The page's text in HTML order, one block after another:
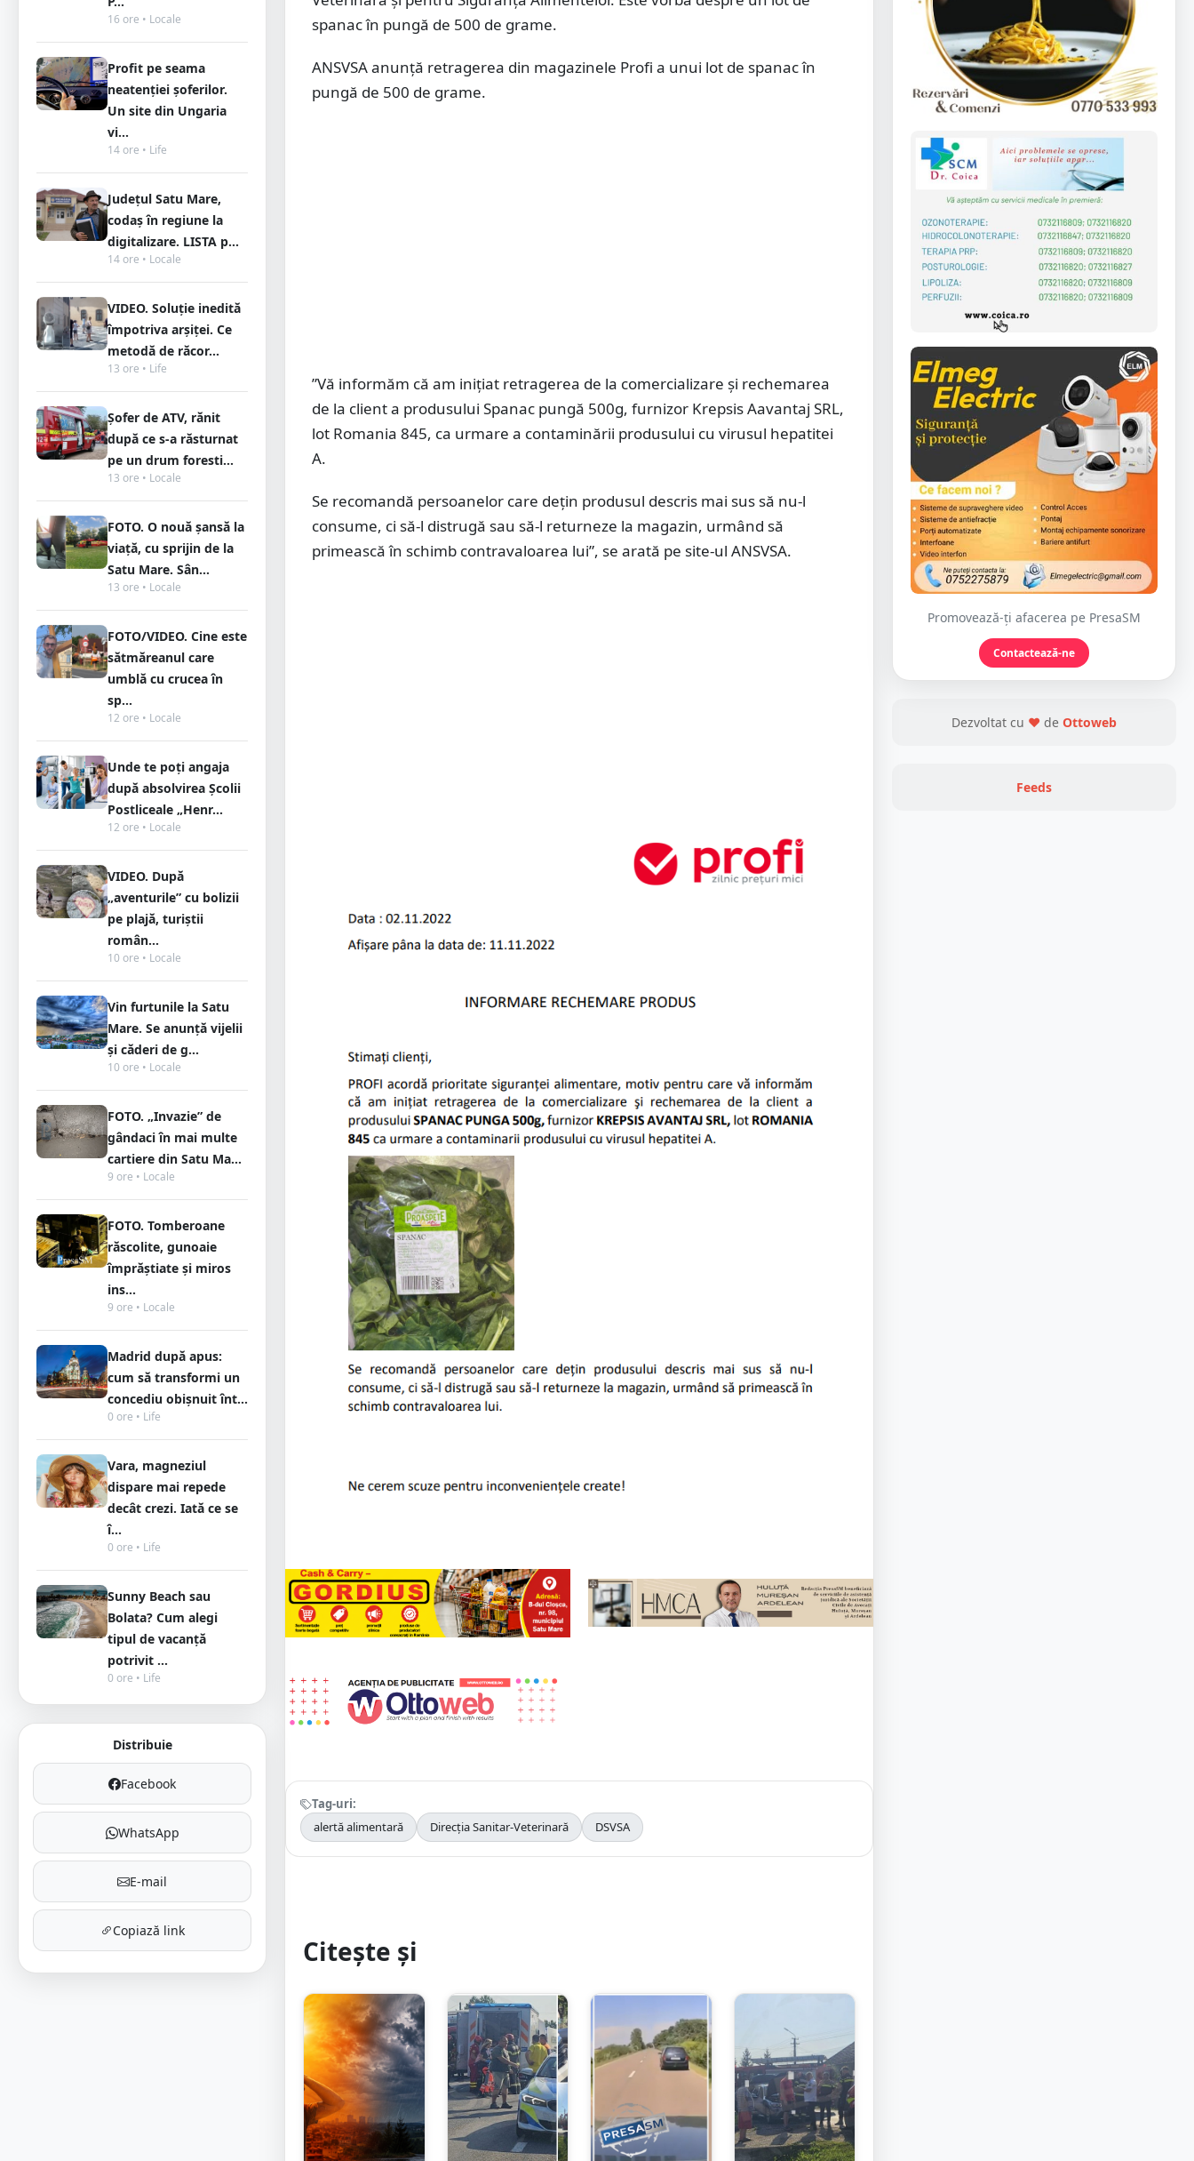
16 ore • Locale
Profit pe seama
neatenției șoferilor.
Un site din Ungaria
vi...
14 ore • Life
Județul Satu Mare,
codaș în regiune la
digitalizare. LISTA p...
14 ore • Locale
VIDEO. Soluție inedită
împotriva arșiței. Ce
metodă de răcor...
13 ore • Life
Șofer de ATV, rănit
după ce s-a răsturnat
pe un drum foresti...
13 ore • Locale
FOTO. O nouă șansă la
viață, cu sprijin de la
Satu Mare. Sân...
13 ore • Locale
FOTO/VIDEO. Cine este
sătmăreanul care
umblă cu crucea în
sp...
12 ore • Locale
Unde te poți angaja
după absolvirea Școlii
Postliceale „Henr...
12 ore • Locale
VIDEO. După
„aventurile” cu bolizii
pe plajă, turiștii
român...
10 ore • Locale
Vin furtunile la Satu
Mare. Se anunță vijelii
și căderi de g...
10 ore • Locale
FOTO. „Invazie” de
gândaci în mai multe
cartiere din Satu Ma...
9 ore • Locale
FOTO. Tomberoane
răscolite, gunoaie
împrăștiate și miros
ins...
9 ore • Locale
Madrid după apus:
cum să transformi un
concediu obișnuit înt...
0 ore • Life
Vara, magneziul
dispare mai repede
decât crezi. Iată ce se
î...
0 ore • Life
Sunny Beach sau
Bolata? Cum alegi
tipul de vacanță
potrivit ...
0 ore • Life
Distribuie
Facebook
WhatsApp
E-mail
Copiază link
spanac în pungă de 500 de grame.
ANSVSA anunță retragerea din magazinele Profi a unui lot de spanac în
pungă de 500 de grame.
”Vă informăm că am inițiat retragerea de la comercializare şi rechemarea
de la client a produsului Spanac pungă 500g, furnizor Krepsis Aavantaj SRL,
lot Romania 845, ca urmare a contaminării produsului cu virusul hepatitei
A.
Se recomandă persoanelor care dețin produsul descris mai sus să nu-l
consume, ci să-l distrugă sau să-l returneze la magazin, urmând să
primească în schimb contravaloarea lui”, se arată pe site-ul ANSVSA.
Tag-uri:
alertă alimentară
Direcția Sanitar-Veterinară DSVSA
Citește și
Promovează-ți afacerea pe PresaSM
Contactează-ne
Dezvoltat cu ❤ de Ottoweb
Feeds